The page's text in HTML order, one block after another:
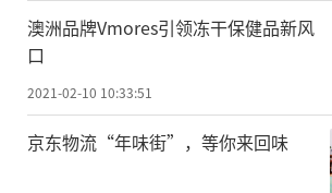
今，器壁材料已经发展到第三
研发的钨铜合金材料，热负荷
平方米20兆瓦。
前不久，外径超过11米、
的极向场6号线圈(PF6)，在
澳洲品牌Vmores引领冻干保健品新风
口
2021-02-10 10:33:51
京东物流“年味街”，等你来回味